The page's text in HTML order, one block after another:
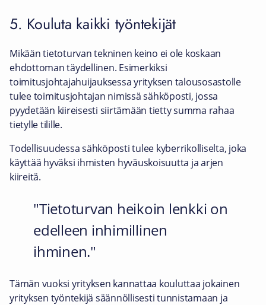
5. Kouluta kaikki työntekijät
Mikään tietoturvan tekninen keino ei ole koskaan
ehdottoman täydellinen. Esimerkiksi
toimitusjohtajahuijauksessa yrityksen talousosastolle
tulee toimitusjohtajan nimissä sähköposti, jossa
pyydetään kiireisesti siirtämään tietty summa rahaa
tietylle tilille.
Todellisuudessa sähköposti tulee kyberrikolliselta, joka
käyttää hyväksi ihmisten hyväuskoisuutta ja arjen
kiireitä.
Tietoturvan heikoin lenkki on
edelleen inhimillinen
ihminen.
Tämän vuoksi yrityksen kannattaa kouluttaa jokainen
yrityksen työntekijä säännöllisesti tunnistamaan ja